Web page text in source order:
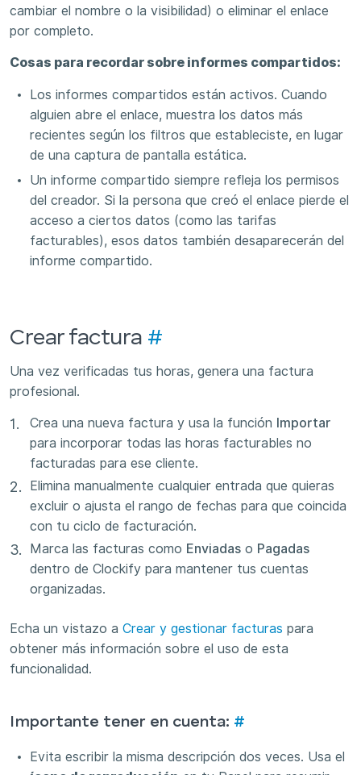
cambiar el nombre o la visibilidad) o eliminar el enlace
por completo.
Cosas para recordar sobre informes compartidos:
Los informes compartidos están activos. Cuando
alguien abre el enlace, muestra los datos más
recientes según los filtros que estableciste, en lugar
de una captura de pantalla estática.
Un informe compartido siempre refleja los permisos
del creador. Si la persona que creó el enlace pierde el
acceso a ciertos datos (como las tarifas
facturables), esos datos también desaparecerán del
informe compartido.
Crear factura #
Una vez verificadas tus horas, genera una factura
profesional.
Crea una nueva factura y usa la función Importar
para incorporar todas las horas facturables no
facturadas para ese cliente.
Elimina manualmente cualquier entrada que quieras
excluir o ajusta el rango de fechas para que coincida
con tu ciclo de facturación.
Marca las facturas como Enviadas o Pagadas
dentro de Clockify para mantener tus cuentas
organizadas.
Echa un vistazo a Crear y gestionar facturas para
obtener más información sobre el uso de esta
funcionalidad.
Importante tener en cuenta: #
Evita escribir la misma descripción dos veces. Usa el